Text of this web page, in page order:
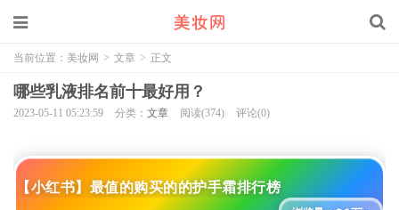
当前位置： 美妆网 > 文章 > 正文
哪些乳液排名前十最好用？
2023-05-11 05:23:59 分类： 文章 阅读(374) 评论(0)
【小红书】最值的购买的的护手霜排行榜